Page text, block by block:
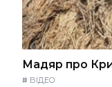
Мадяр про
# ВІДЕО